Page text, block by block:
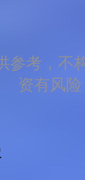
参考，不
资有风